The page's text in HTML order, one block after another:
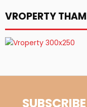
VROPERTY
SUBSCRIBE